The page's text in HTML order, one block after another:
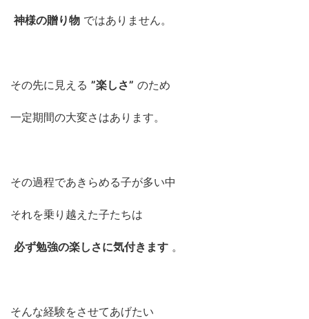
神様の贈り物 ではありません。
その先に見える ”楽しさ” のため
一定期間の大変さはあります。
その過程であきらめる子が多い中
それを乗り越えた子たちは
必ず勉強の楽しさに気付きます 。
そんな経験をさせてあげたい